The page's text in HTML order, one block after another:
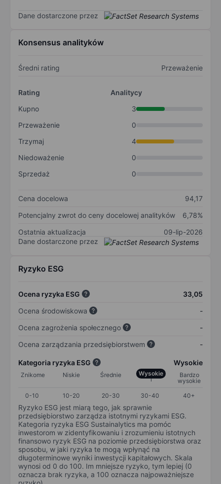
Dane dostarczone przez
Konsensus analityków
Średni rating Przeważenie
Rating
Analitycy
Kupno
3
Przeważenie
0
Trzymaj
4
Niedoważenie
0
Sprzedaż
0
Cena docelowa
94,17
Potencjalny zwrot do ceny docelowej analityków
6,78%
Ostatnia aktualizacja
09-lip-2026
Dane dostarczone przez
Ryzyko ESG
Ocena ryzyka ESG
33,05
Ocena środowiskowa
-
Ocena zagrożenia społecznego
-
Ocena zarządzania przedsiębiorstwem
-
Kategoria ryzyka ESG Wysokie
Znikome Niskie Średnie Wysokie
Bardzo
wysokie
0-10
10-20 20-30 30-40 40+
Ryzyko ESG jest miarą tego, jak sprawnie
przedsiębiorstwo zarządza istotnymi ryzykami ESG.
Kategoria ryzyka ESG Sustainalytics ma pomóc
inwestorom w zidentyfikowaniu i zrozumieniu istotnych
finansowo ryzyk ESG na poziomie przedsiębiorstwa oraz
sposobu, w jaki ryzyka te mogą wpłynąć na
długoterminowe wyniki inwestycji kapitałowych. Skala
wynosi od 0 do 100. Im mniejsze ryzyko, tym lepiej (0
oznacza brak ryzyka, a 100 oznacza najpoważniejsze